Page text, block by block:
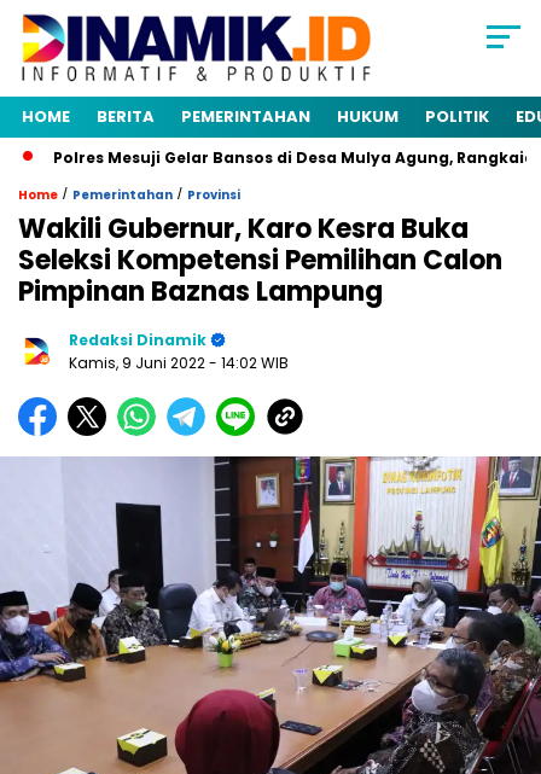
HOME BERITA PEMERINTAHAN HUKUM POLITIK
Polres Mesuji Gelar Bansos di Desa Mulya Agung, Rangkaian
Home / Pemerintahan / Provinsi
Wakili Gubernur, Karo Kesra Buka
Seleksi Kompetensi Pemilihan Calon
Pimpinan Baznas Lampung
Redaksi Dinamik
Kamis, 9 Juni 2022- 14:02 WIB